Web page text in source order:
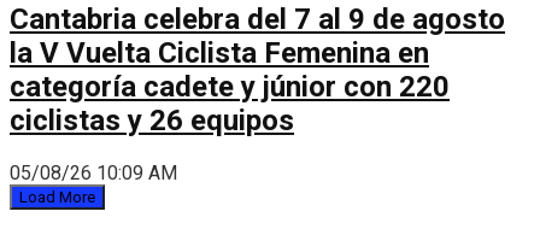
Cantabria celebra del 7 al 9 de agosto
la V Vuelta Ciclista Femenina en
categoría cadete y júnior con 220
ciclistas y 26 equipos
05/08/26 10:09 AM
Load More